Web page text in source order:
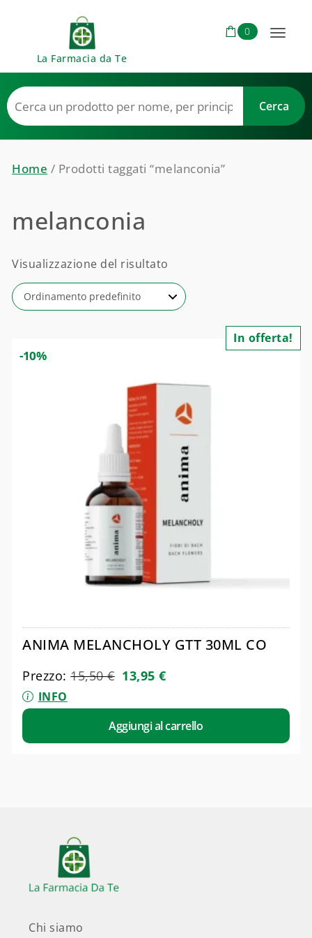
La Farmacia da Te
0
Toggle
Home / Prodotti taggati “melanconia”
melanconia
Visualizzazione del risultato
ANIMA MELANCHOLY GTT 30ML CO
Prezzo:15,50€ 13,95€
INFO
Aggiungi al carrello
In offerta!
-10%
Chi siamo